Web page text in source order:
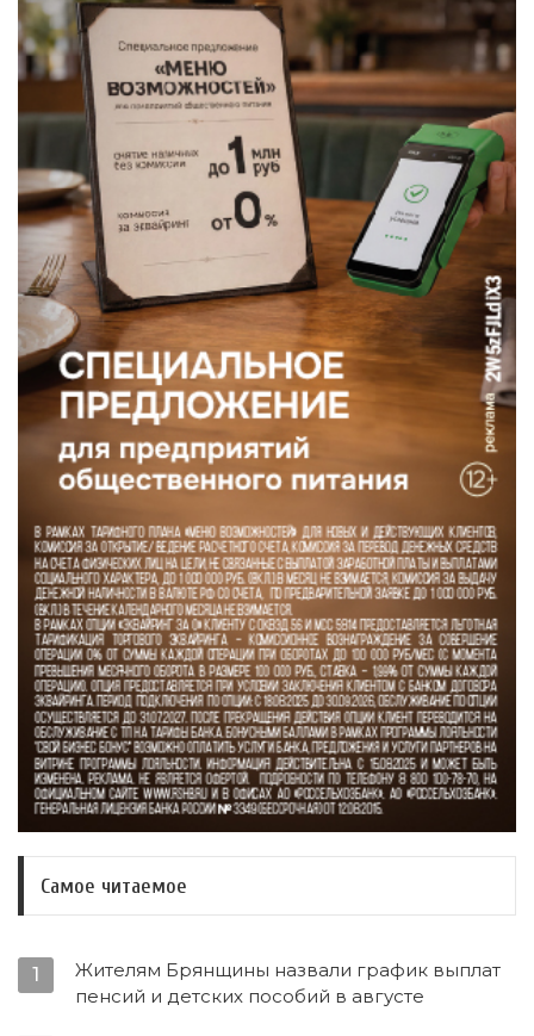
Самое читаемое
1
Жителям Брянщины назвали график выплат
пенсий и детских пособий в августе